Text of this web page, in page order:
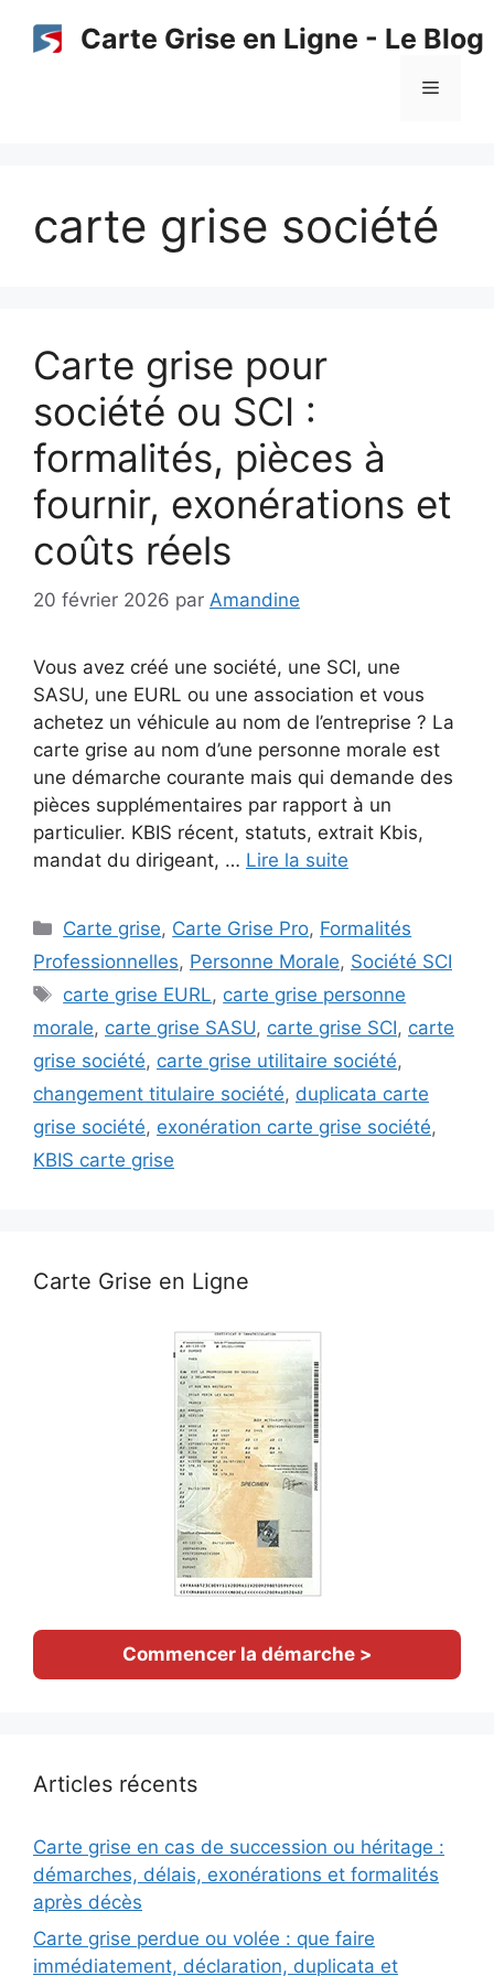
Carte Grise en Ligne - Le Blog
Menu
carte grise société
Carte grise pour
société ou SCI :
formalités, pièces à
fournir, exonérations et
coûts réels
20 février 2026 par Amandine
Vous avez créé une société, une SCI, une
SASU, une EURL ou une association et vous
achetez un véhicule au nom de l’entreprise ? La
carte grise au nom d’une personne morale est
une démarche courante mais qui demande des
pièces supplémentaires par rapport à un
particulier. KBIS récent, statuts, extrait Kbis,
mandat du dirigeant, … Lire la suite
Catégories
Carte grise, Carte Grise Pro, Formalités
Professionnelles, Personne Morale, Société SCI
Étiquettes
carte grise EURL, carte grise personne
morale, carte grise SASU, carte grise SCI, carte
grise société, carte grise utilitaire société,
changement titulaire société, duplicata carte
grise société, exonération carte grise société,
KBIS carte grise
Carte Grise en Ligne
Commencer la démarche >
Articles récents
Carte grise en cas de succession ou héritage :
démarches, délais, exonérations et formalités
après décès
Carte grise perdue ou volée : que faire
immédiatement, déclaration, duplicata et